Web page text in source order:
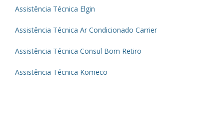
Assistência Técnica Elgin
Assistência Técnica Ar Condicionado Carrier
Assistência Técnica Consul Bom Retiro
Assistência Técnica Komeco